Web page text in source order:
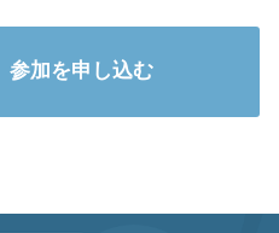
参加を申し込む